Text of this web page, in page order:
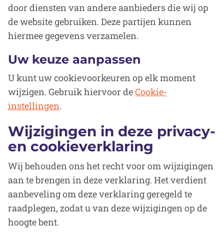
door diensten van andere aanbieders die wij op
de website gebruiken. Deze partijen kunnen
hiermee gegevens verzamelen.
Uw keuze aanpassen
U kunt uw cookievoorkeuren op elk moment
wijzigen. Gebruik hiervoor deCookie-
instellingen.
Wijzigingen in deze privacy-
en cookieverklaring
Wij behouden ons het recht voor om wijzigingen
aan te brengen in deze verklaring. Het verdient
aanbeveling om deze verklaring geregeld te
raadplegen, zodat u van deze wijzigingen op de
hoogte bent.